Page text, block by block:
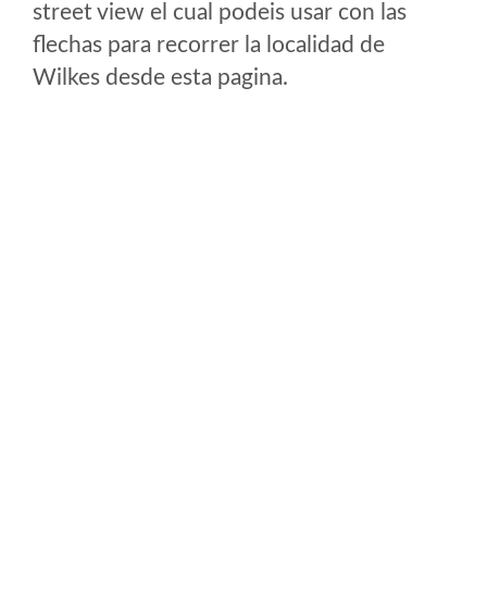
street view el cual podeis usar con las
flechas para recorrer la localidad de
Wilkes desde esta pagina.